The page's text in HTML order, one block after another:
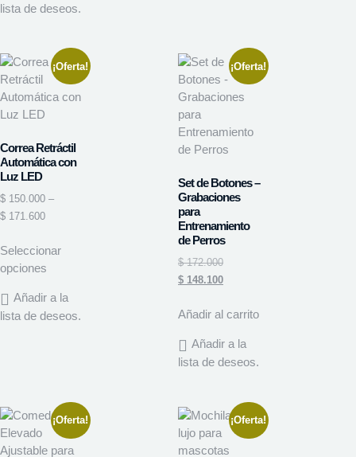
lista de deseos.
¡Oferta!
Correa Retráctil
Automática con
Luz LED
$ 150.000 –
$ 171.600
Seleccionar
opciones
Añadir a la
lista de deseos.
¡Oferta!
Set de Botones –
Grabaciones
para
Entrenamiento
de Perros
$172.000
$ 148.100
Añadir al carrito
Añadir a la
lista de deseos.
¡Oferta! ¡Oferta!